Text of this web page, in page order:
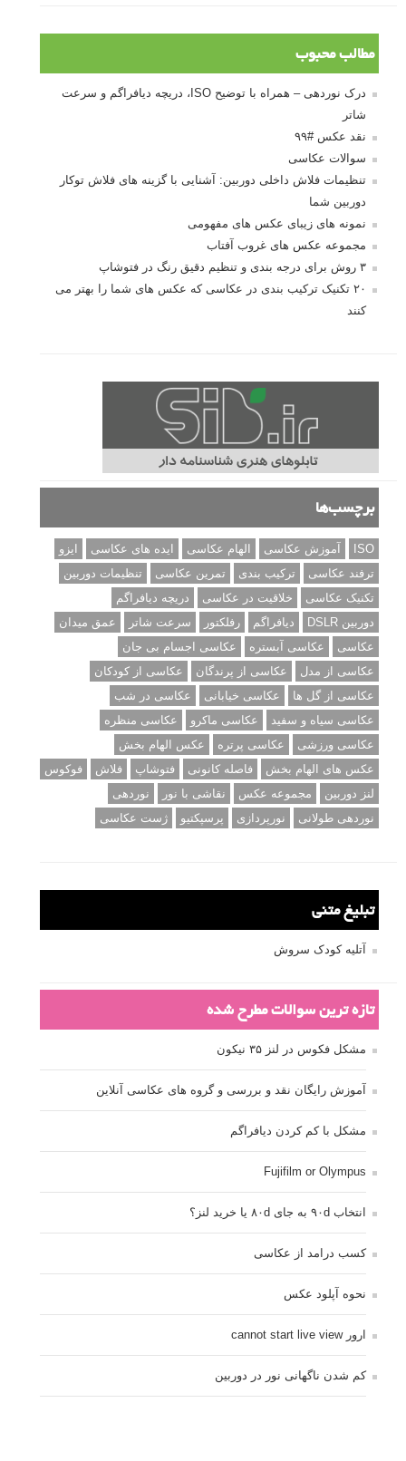
مطالب محبوب
درک نوردهی – همراه با توضیح ISO، دریچه دیافراگم و سرعت
شاتر
نقد عکس #۹۹
سوالات عکاسی
تنظیمات فلاش داخلی دوربین: آشنایی با گزینه های فلاش توکار
دوربین شما
نمونه های زیبای عکس های مفهومی
مجموعه عکس های غروب آفتاب
۳ روش برای درجه بندی و تنظیم دقیق رنگ در فتوشاپ
۲۰ تکنیک ترکیب بندی در عکاسی که عکس های شما را بهتر می
کنند
برچسب‌ها
ISO آموزش عکاسی الهام عکاسی ایده های عکاسی
ایزو
ترفند عکاسی
ترکیب بندی تمرین عکاسی
تنظیمات دوربین
تکنیک عکاسی
خلاقیت در عکاسی
دریچه دیافراگم
دوربین DSLR
دیافراگم رفلکتور سرعت شاتر
عمق میدان
عکاسی
عکاسی آبستره
عکاسی اجسام بی جان
عکاسی از مدل
عکاسی از پرندگان
عکاسی از کودکان
عکاسی از گل ها
عکاسی خیابانی
عکاسی در شب
عکاسی سیاه و سفید
عکاسی ماکرو
عکاسی منظره
عکاسی ورزشی
عکاسی پرتره
عکس الهام بخش
عکس های الهام بخش
فاصله کانونی فتوشاپ فلاش
فوکوس
لنز دوربین
مجموعه عکس نقاشی با نور
نوردهی
نوردهی طولانی
نورپردازی پرسپکتیو ژست عکاسی
تبلیغ متنی
آتلیه کودک سروش
تازه ترین سوالات مطرح شده
مشکل فکوس در لنز ۳۵ نیکون
آموزش رایگان نقد و بررسی و گروه های عکاسی آنلاین
مشکل با کم کردن دیافراگم
Fujifilm or Olympus
انتخاب ۹۰d به جای ۸۰d یا خرید لنز؟
کسب درامد از عکاسی
نحوه آپلود عکس
ارور cannot start live view
کم شدن ناگهانی نور در دوربین